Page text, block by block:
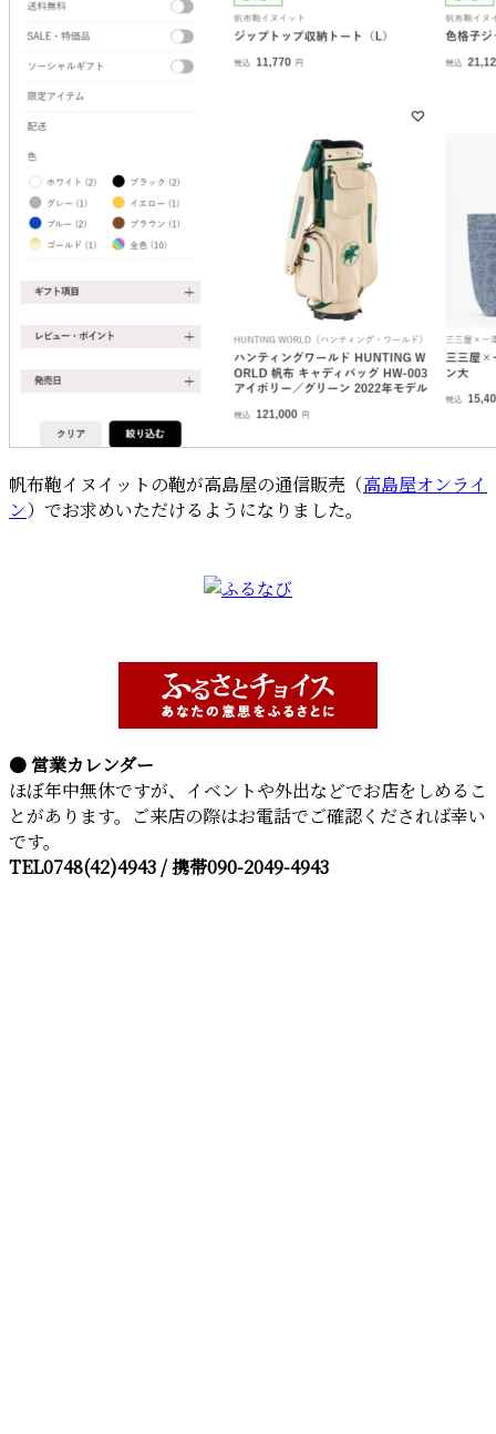
帆布鞄イヌイットの鞄が高島屋の通信販売（高島屋オンライ
ン）でお求めいただけるようになりました。
● 営業カレンダー
ほぼ年中無休ですが、イベントや外出などでお店をしめるこ
とがあります。ご来店の際はお電話でご確認くだされば幸い
です。
TEL0748(42)4943 / 携帯090-2049-4943